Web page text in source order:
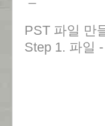
PST 파일 만
Step 1. 파일